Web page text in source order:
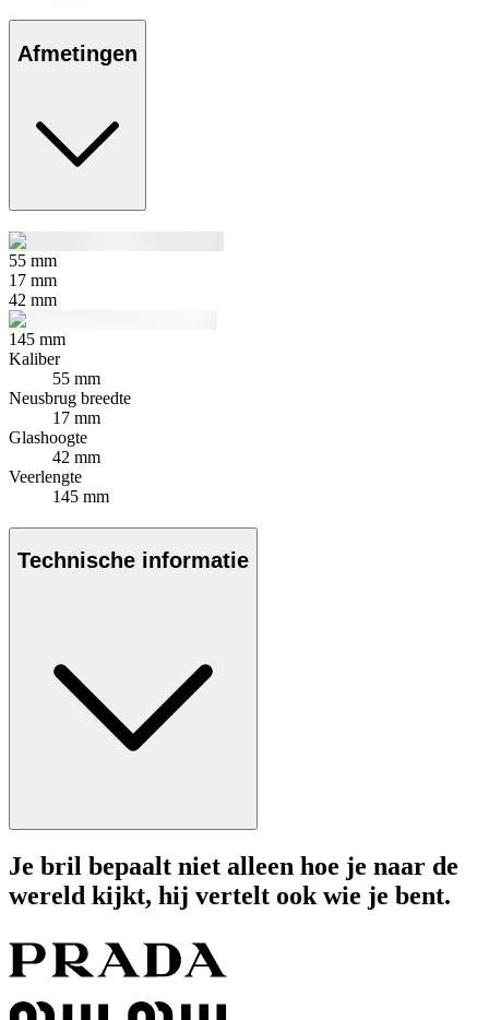
Afmetingen
55 mm
17 mm
42 mm
145 mm
Kaliber
55 mm
Neusbrug breedte
17 mm
Glashoogte
42 mm
Veerlengte
145 mm
Technische informatie
Je bril bepaalt niet alleen hoe je naar de
wereld kijkt, hij vertelt ook wie je bent.